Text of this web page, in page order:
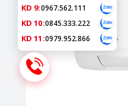
KD 9:0967.562.111
KD 10:0845.333.222
KD 11:0979.952.866